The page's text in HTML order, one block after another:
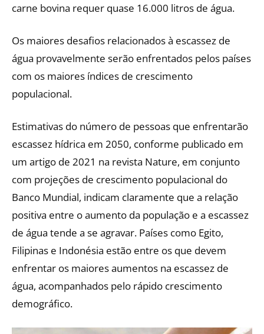
carne bovina requer quase 16.000 litros de água.
Os maiores desafios relacionados à escassez de
água provavelmente serão enfrentados pelos países
com os maiores índices de crescimento
populacional.
Estimativas do número de pessoas que enfrentarão
escassez hídrica em 2050, conforme publicado em
um artigo de 2021 na revista Nature, em conjunto
com projeções de crescimento populacional do
Banco Mundial, indicam claramente que a relação
positiva entre o aumento da população e a escassez
de água tende a se agravar. Países como Egito,
Filipinas e Indonésia estão entre os que devem
enfrentar os maiores aumentos na escassez de
água, acompanhados pelo rápido crescimento
demográfico.